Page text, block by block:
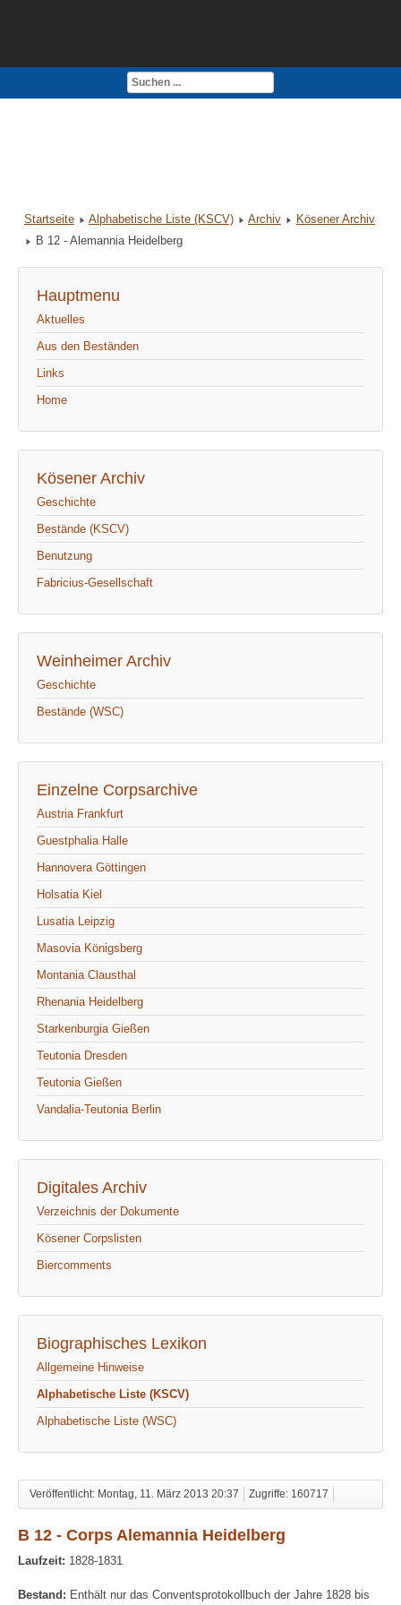
Impressum
Startseite Alphabetische Liste (KSCV) Archiv
Kösener Archiv
B 12 - Alemannia Heidelberg
Hauptmenu
Aktuelles
Aus den Beständen
Links
Home
Kösener Archiv
Geschichte
Bestände (KSCV)
Benutzung
Fabricius-Gesellschaft
Weinheimer Archiv
Geschichte
Bestände (WSC)
Einzelne Corpsarchive
Austria Frankfurt
Guestphalia Halle
Hannovera Göttingen
Holsatia Kiel
Lusatia Leipzig
Masovia Königsberg
Montania Clausthal
Rhenania Heidelberg
Starkenburgia Gießen
Teutonia Dresden
Teutonia Gießen
Vandalia-Teutonia Berlin
Digitales Archiv
Verzeichnis der Dokumente
Kösener Corpslisten
Biercomments
Biographisches Lexikon
Allgemeine Hinweise
Alphabetische Liste (KSCV)
Alphabetische Liste (WSC)
Veröffentlicht: Montag, 11. März 2013 20:37 Zugriffe: 160717
B 12 - Corps Alemannia Heidelberg
Laufzeit: 1828-1831
Bestand: Enthält nur das Conventsprotokollbuch der Jahre 1828 bis